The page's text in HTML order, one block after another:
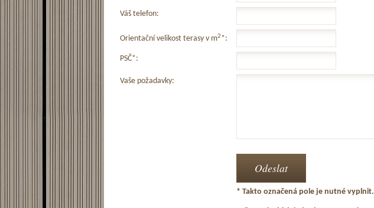
Váš telefon:
Orientační velikost terasy v m2*:
PSČ*:
Vaše požadavky:
* Takto označená pole je nutné vyplnit.